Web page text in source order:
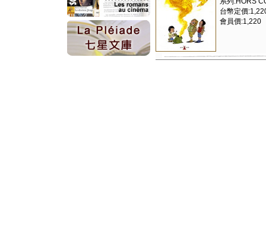
台幣定價
會員價:1,220